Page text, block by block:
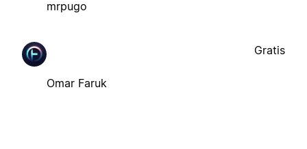
mrpugo
Omar Faruk
Gratis